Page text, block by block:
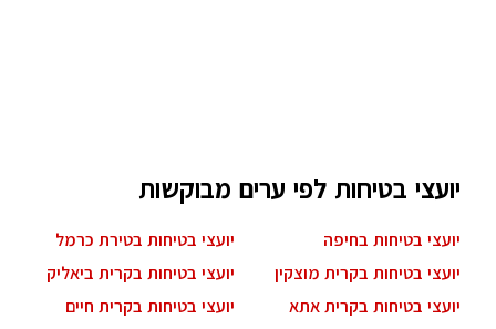
יועצי בטיחות לפי ערים מבוקשות
יועצי בטיחות בחיפה
יועצי בטיחות בטירת כרמל
יועצי בטיחות בקרית מוצקין
יועצי בטיחות בקרית ביאליק
יועצי בטיחות בקרית אתא
יועצי בטיחות בקרית חיים